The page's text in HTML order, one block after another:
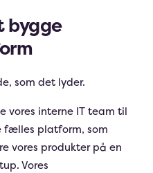
bygge
som det lyder.
vores interne IT team til
fælles platform, som
vores produkter på en
Vores